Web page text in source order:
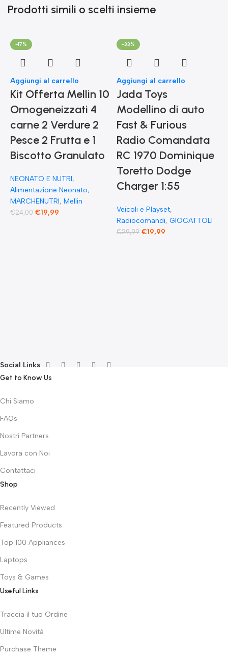
Prodotti simili o scelti insieme
-17%
Aggiungi al carrello
Kit Offerta Mellin 10
Omogeneizzati 4
carne 2 Verdure 2
Pesce 2 Frutta e 1
Biscotto Granulato
NEONATO E NUTRI,
Alimentazione Neonato,
MARCHENUTRI, Mellin
€24,00 €19,99
-33%
Aggiungi al carrello
Jada Toys
Modellino di auto
Fast & Furious
Radio Comandata
RC 1970 Dominique
Toretto Dodge
Charger 1:55
Veicoli e Playset,
Radiocomandi, GIOCATTOLI
€29,99 €19,99
Social Links
Get to Know Us
Chi Siamo
FAQs
Nostri Partners
Lavora con Noi
Contattaci
Shop
Recently Viewed
Featured Products
Top 100 Appliances
Laptops
Toys & Games
Useful Links
Traccia il tuo Ordine
Ultime Novità
Purchase Theme